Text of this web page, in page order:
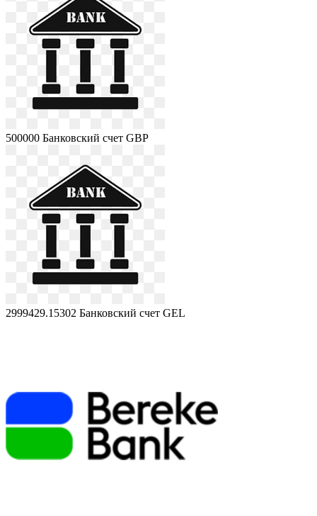
500000 Банковский счет GBP
2999429.15302 Банковский счет GEL